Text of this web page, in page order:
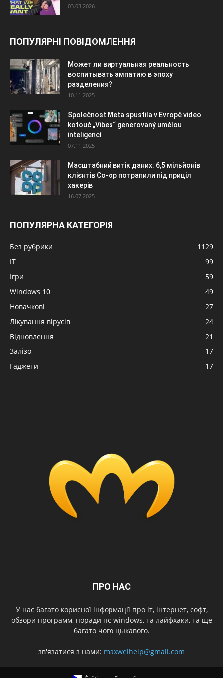
03.03.2026
ПОПУЛЯРНІ ПОВІДОМЛЕННЯ
Может ли виртуальная реальность
воспитывать эмпатию в эпоху
разделения?
10.11.2025
Společnost Meta spustila v Evropě video
kotouč „Vibes“ generovaný umělou
inteligencí
07.11.2025
Масштабний витік даних: 6,5 мільйонів
клієнтів Co-op потрапили під приціл
хакерів
16.07.2025
ПОПУЛЯРНА КАТЕГОРІЯ
Без рубрики
1129
IT
99
Ігри
59
Windows 10
49
Новачкові
27
Лікування вірусів
24
Відновлення
21
Залізо
17
Гаджети
17
ПРО НАС
У нас багато корисної інформації про іт, інтернет, софт,
обзори программ, поради по windows, та лайфхаки, та ще
багато чого цыкавого.
зв'язатися з нами: maxwelhelp@gmail.com